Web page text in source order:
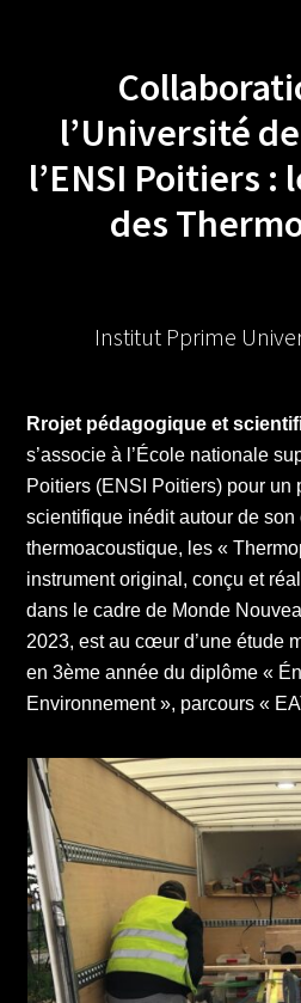
l’Université
l’ENSI Poitiers :
des
Institut Pprime
Rrojet pédagogique et
s’associe à l’École nationale
Poitiers (ENSI Poitiers) pour un
scientifique inédit autour de son
thermoacoustique, les «
instrument original, conçu et
dans le cadre de Monde
2023, est au cœur d’une étude
en 3ème année du diplôme «
Environnement », parcours «